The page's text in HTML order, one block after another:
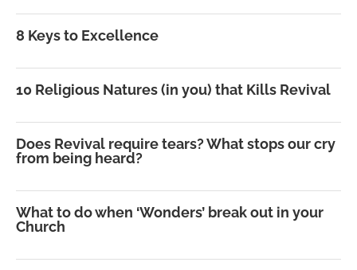
8 Keys to Excellence
10 Religious Natures (in you) that Kills Revival
Does Revival require tears? What stops our cry
from being heard?
What to do when ‘Wonders’ break out in your
Church